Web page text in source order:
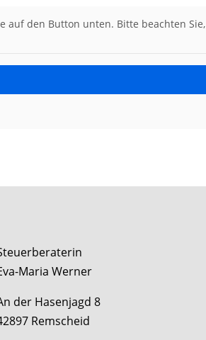
auf den Button unten. Bitte beachten Sie,
Maria Werner
der Hasenjagd 8
Remscheid